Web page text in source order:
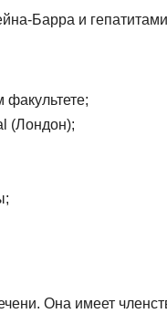
Барра и
факультете;
(Лондон);
Она имеет